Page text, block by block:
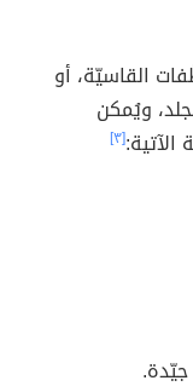
القاسيّة، أو
ويُمكن
الآتية:[٣]